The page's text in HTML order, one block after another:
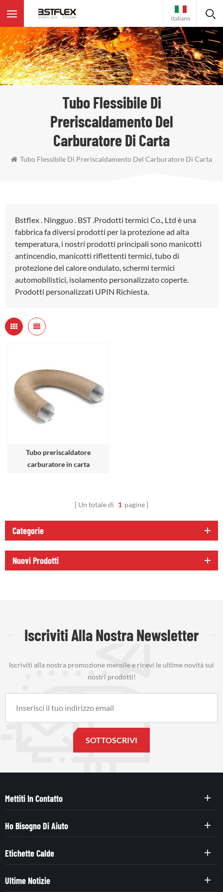
Italiano
Tubo Flessibile Di
Preriscaldamento Del
Carburatore Di Carta
Tubo Flessibile Di Preriscaldamento Del Carburatore Di Carta
Bstflex . Ningguo . BST .Prodotti termici Co., Ltd è una
fabbrica fa diversi prodotti per la protezione ad alta
temperatura, i nostri prodotti principali sono manicotti
antincendio, manicotti riflettenti termici, tubo di
protezione del calore ondulato, schermi termici
automobilistici, isolamento personalizzato coperte.
Prodotti personalizzati UPIN Richiesta.
Tubo preriscaldatore
carburatore in carta
Un totale di 1 pagine
Categorie
Nuovi Prodotti
Iscriviti Alla Nostra Newsletter
Iscriviti alla nostra promozione mensile e ricevi le ultime novità sui
nostri prodotti!
Mettiti In Contatto
Ho Bisogno Di Aiuto
Etichette Calde
Ultime Notizie